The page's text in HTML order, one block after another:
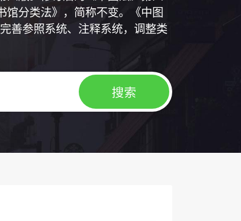
馆分类法》，简称不变。《中图
善参照系统、注释系统，调整类